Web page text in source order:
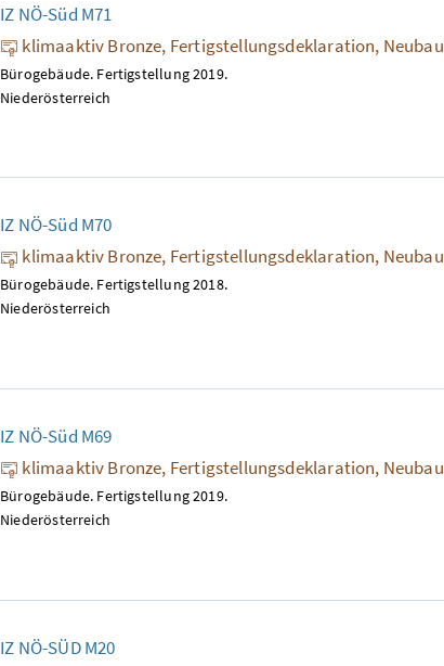
IZ NÖ-Süd M71
klimaaktiv Bronze, Fertigstellungsdeklaration, Neubau
Bürogebäude. Fertigstellung 2019.
Niederösterreich
IZ NÖ-Süd M70
klimaaktiv Bronze, Fertigstellungsdeklaration, Neubau
Bürogebäude. Fertigstellung 2018.
Niederösterreich
IZ NÖ-Süd M69
klimaaktiv Bronze, Fertigstellungsdeklaration, Neubau
Bürogebäude. Fertigstellung 2019.
Niederösterreich
IZ NÖ-SÜD M20